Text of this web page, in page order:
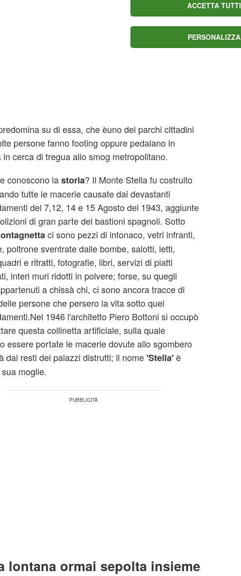
su di essa, che èuno dei parchi cittadini
persone fanno footing oppure pedalano in
in cerca di tregua allo smog metropolitano.
conoscono lastoria? Il Monte Stella fu costruito
tutte le macerie causate dai devastanti
del 7,12, 14 e 15 Agosto del 1943, aggiunte
di gran parte dei bastioni spagnoli. Sotto
ci sono pezzi di intonaco, vetri infranti,
poltrone sventrate dalle bombe, salotti, letti,
e ritratti, fotografie, libri, servizi di piatti
interi muri ridotti in polvere; forse, su quegli
a chissà chi, ci sono ancora tracce di
persone che persero la vita sotto quei
1946 l'architetto Piero Bottoni si occupò
questa collinetta artificiale, sulla quale
essere portate le macerie dovute allo sgombero
dai resti dei palazzi distrutti; il nome'Stella'è
moglie.
lontana ormai sepolta insieme
ACCETTA TUTTI
PERSONALIZZA